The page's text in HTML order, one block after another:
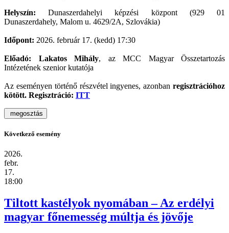
Helyszín:Dunaszerdahelyi képzési központ
(929 01
Dunaszerdahely, Malom u. 4629/2A, Szlovákia)
Időpont: 2026. február 17. (kedd) 17:30
Előadó: Lakatos Mihály, az MCC Magyar Összetartozás
Intézetének szenior kutatója
Az eseményen történő részvétel ingyenes, azonban regisztrációhoz
kötött. Regisztráció: ITT
megosztás
Következő esemény
2026.
febr.
17.
18:00
Tiltott kastélyok nyomában – Az erdélyi
magyar főnemesség múltja és jövője